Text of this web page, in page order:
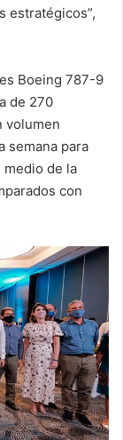
estratégicos”,
Boeing 787-9
de 270
volumen
semana para
medio de la
con